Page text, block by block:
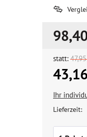
statt:
Ihr
Lieferzeit: